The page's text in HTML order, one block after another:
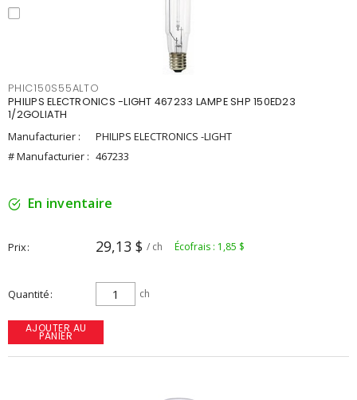
PHIC150S55ALTO
PHILIPS ELECTRONICS -LIGHT 467233 LAMPE SHP 150ED23
1/2GOLIATH
Manufacturier :
PHILIPS ELECTRONICS -LIGHT
# Manufacturier : 467233
En inventaire
Prix 29,13 $ / ch Écofrais : 1,85 $
Quantité ch
AJOUTER AU
PANIER